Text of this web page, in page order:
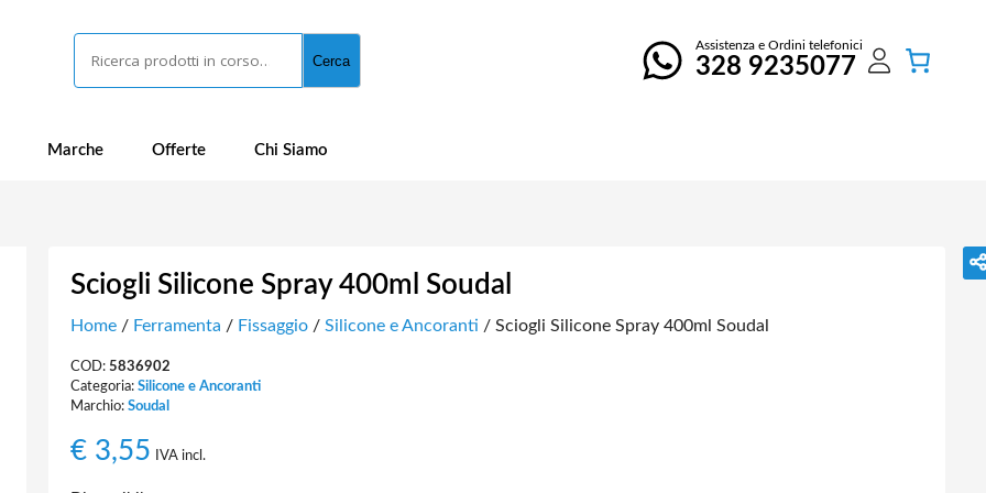
Cerca
Assistenza e Ordini telefonici
328 9235077
Marche Offerte Chi Siamo
Sciogli Silicone Spray 400ml Soudal
Home/ Ferramenta / Fissaggio/ Silicone e Ancoranti / Sciogli Silicone Spray 400ml Soudal
COD: 5836902
Categoria: Silicone e Ancoranti
Marchio: Soudal
€3,55 IVA incl.